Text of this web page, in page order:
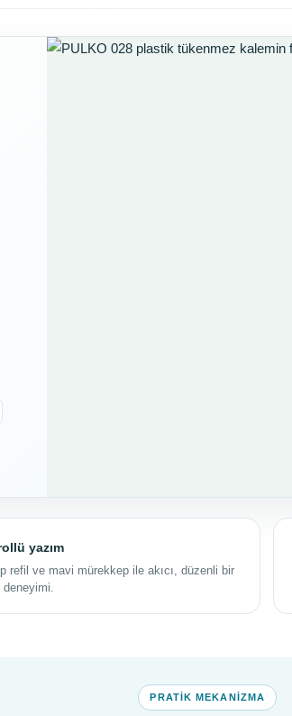
yazım
refil ve mavi mürekkep ile akıcı, düzenli bir
deneyimi.
PRATIK MEKANIZMA